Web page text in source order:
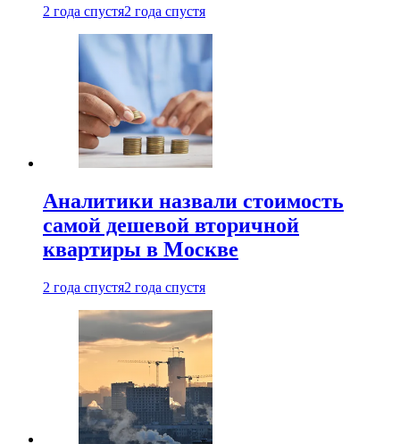
2 года спустя2 года спустя
Аналитики назвали стоимость
самой дешевой вторичной
квартиры в Москве
2 года спустя2 года спустя